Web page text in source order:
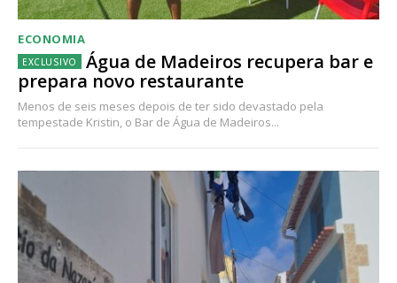
ECONOMIA
Água de Madeiros recupera bar e
prepara novo restaurante
Menos de seis meses depois de ter sido devastado pela
tempestade Kristin, o Bar de Água de Madeiros...